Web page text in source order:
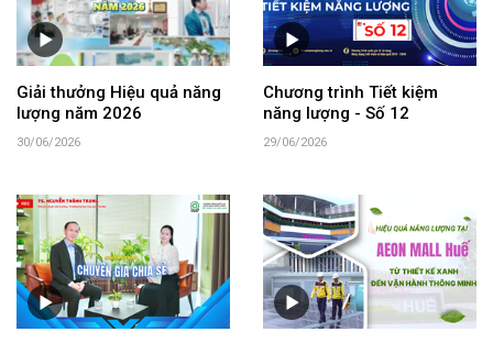
Giải thưởng Hiệu quả năng
lượng năm 2026
30/06/2026
Chương trình Tiết kiệm
năng lượng - Số 12
29/06/2026